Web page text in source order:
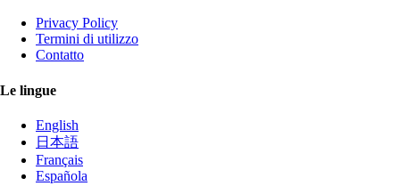
Privacy Policy
Termini di utilizzo
Contatto
Le lingue
English
日本語
Français
Española